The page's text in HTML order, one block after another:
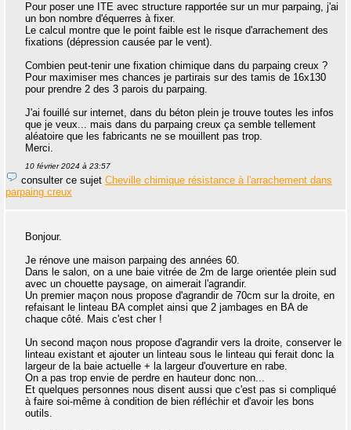
Pour poser une ITE avec structure rapportée sur un mur parpaing, j'ai
un bon nombre d'équerres à fixer.
Le calcul montre que le point faible est le risque d'arrachement des
fixations (dépression causée par le vent).
Combien peut-tenir une fixation chimique dans du parpaing creux ?
Pour maximiser mes chances je partirais sur des tamis de 16x130
pour prendre 2 des 3 parois du parpaing.
J'ai fouillé sur internet, dans du béton plein je trouve toutes les infos
que je veux... mais dans du parpaing creux ça semble tellement
aléatoire que les fabricants ne se mouillent pas trop.
Merci.
10 février 2024 à 23:57
consulter ce sujet Cheville chimique résistance à l'arrachement dans
parpaing creux
Bonjour.
Je rénove une maison parpaing des années 60.
Dans le salon, on a une baie vitrée de 2m de large orientée plein sud
avec un chouette paysage, on aimerait l'agrandir.
Un premier maçon nous propose d'agrandir de 70cm sur la droite, en
refaisant le linteau BA complet ainsi que 2 jambages en BA de
chaque côté. Mais c'est cher !
Un second maçon nous propose d'agrandir vers la droite, conserver le
linteau existant et ajouter un linteau sous le linteau qui ferait donc la
largeur de la baie actuelle + la largeur d'ouverture en rabe.
On a pas trop envie de perdre en hauteur donc non...
Et quelques personnes nous disent aussi que c'est pas si compliqué
à faire soi-même à condition de bien réfléchir et d'avoir les bons
outils.